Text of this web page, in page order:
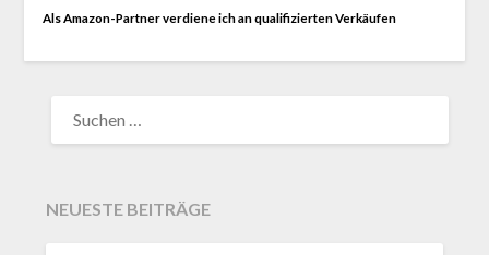
Als Amazon-Partner verdiene ich an qualifizierten Verkäufen
NACH:
NEUESTE BEITRÄGE